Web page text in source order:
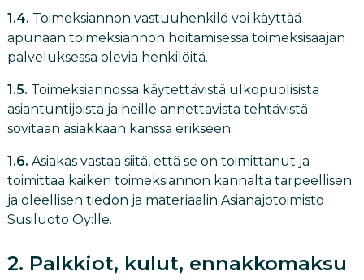
1.4. Toimeksiannon vastuuhenkilö voi käyttää
apunaan toimeksiannon hoitamisessa toimeksisaajan
palveluksessa olevia henkilöitä.
1.5. Toimeksiannossa käytettävistä ulkopuolisista
asiantuntijoista ja heille annettavista tehtävistä
sovitaan asiakkaan kanssa erikseen.
1.6. Asiakas vastaa siitä, että se on toimittanut ja
toimittaa kaiken toimeksiannon kannalta tarpeellisen
ja oleellisen tiedon ja materiaalin Asianajotoimisto
Susiluoto Oy:lle.
2. Palkkiot, kulut, ennakkomaksu